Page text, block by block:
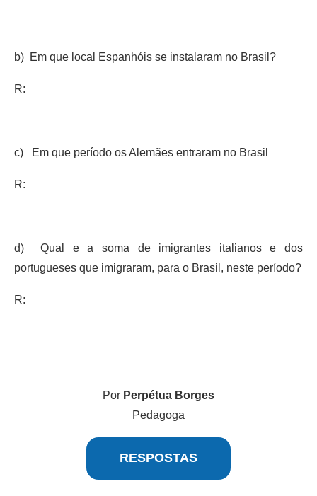
b) Em que local Espanhóis se instalaram no Brasil?
R:
c) Em que período os Alemães entraram no Brasil
R:
d) Qual e a soma de imigrantes italianos e dos
portugueses que imigraram, para o Brasil, neste período?
R:
Por Perpétua Borges
Pedagoga
RESPOSTAS